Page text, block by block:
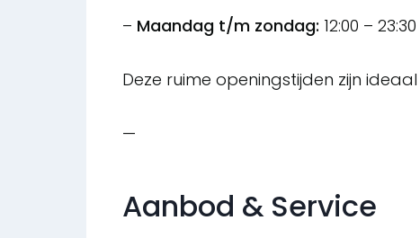
– Maandag t/m zondag: 12:00 – 23:30
Deze ruime openingstijden zijn
—
Aanbod & Service